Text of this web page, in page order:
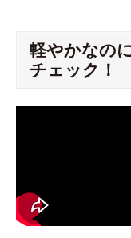
軽やかなの
チェック！